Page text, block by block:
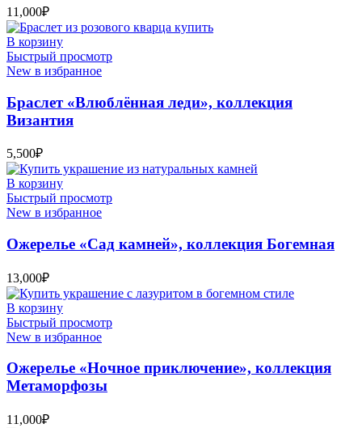
11,000₽
В корзину
Быстрый просмотр
New в избранное
Браслет «Влюблённая леди», коллекция
Византия
5,500₽
В корзину
Быстрый просмотр
New в избранное
Ожерелье «Сад камней», коллекция Богемная
13,000₽
В корзину
Быстрый просмотр
New в избранное
Ожерелье «Ночное приключение», коллекция
Метаморфозы
11,000₽